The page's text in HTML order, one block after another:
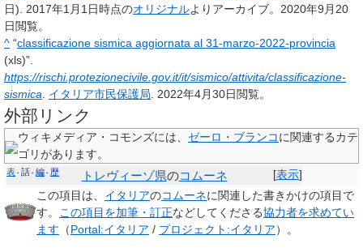
日). 2017年1月1日時点のオリジナルよりアーカイブ。 2020年9月20
日閲覧。
^ “classificazione sismica aggiornata al 31-marzo-2022-provincia
(xls)”.
https://rischi.protezionecivile.gov.it/it/sismico/attivita/classificazione-
sismica
イタリア市民保護局 2022年4月30日閲覧。
外部リンク
ウィキメディア・コモンズには、 ゼーロ・ブランコに関連するカテ
ゴリがあります。
[表示]
表 話 編 歴 トレヴィーゾ県のコムーネ
この項目は、 イタリアのコムーネに関連した書きかけの項目 で
す。
この項目を加筆・訂正などしてくださる協力者を求めてい
ます （Portal:イタリア / プロジェクト:イタリア）。